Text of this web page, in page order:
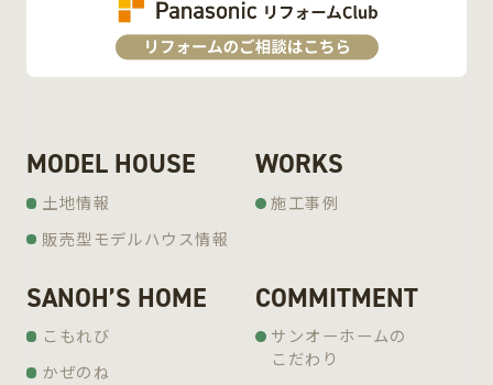
MODEL HOUSE
土地情報
販売型モデルハウス情報
WORKS
施工事例
SANOH’S HOME
こもれび
かぜのね
COMMITMENT
サンオーホームの
こだわり